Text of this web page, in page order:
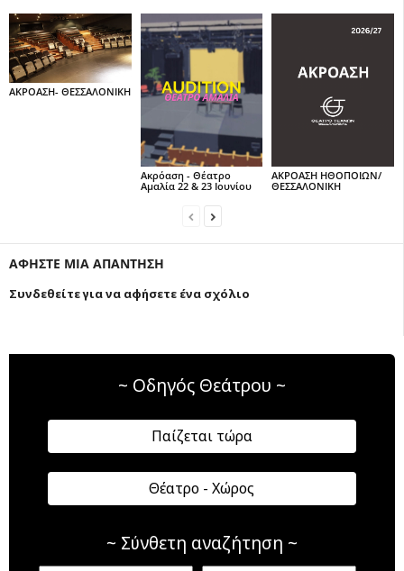
ΑΚΡΟΑΣΗ- ΘΕΣΣΑΛΟΝΙΚΗ
Ακρόαση - Θέατρο
Αμαλία 22 & 23 Ιουνίου
ΑΚΡΟΑΣΗ ΗΘΟΠΟΙΩΝ/
ΘΕΣΣΑΛΟΝΙΚΗ
ΑΦΗΣΤΕ ΜΙΑ ΑΠΑΝΤΗΣΗ
Συνδεθείτε για να αφήσετε ένα σχόλιο
~ Οδηγός Θεάτρου ~
Παίζεται τώρα
Θέατρο - Χώρος
~ Σύνθετη αναζήτηση ~